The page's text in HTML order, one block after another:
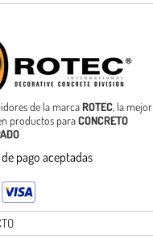
de la marcaROTEC , la mejor
productos paraCONCRETO
pago aceptadas